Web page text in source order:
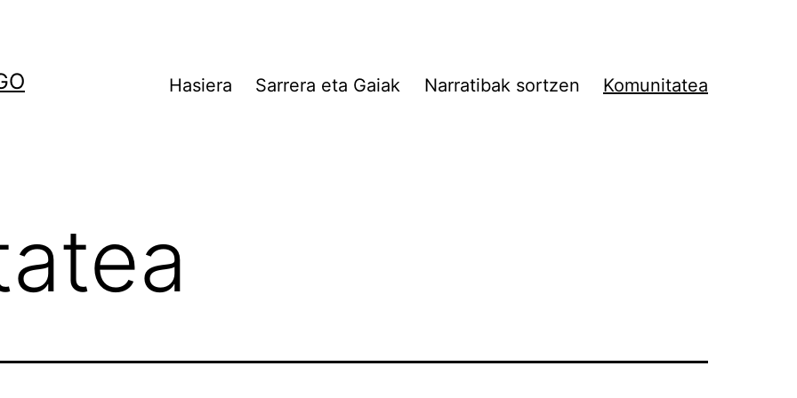
Hasiera Sarrera eta Gaiak Narratibak sortzen Komunitatea